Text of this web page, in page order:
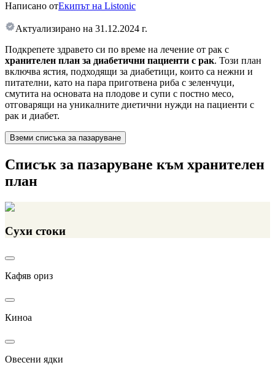
Написано отЕкипът на Listonic
Актуализирано на 31.12.2024 г.
Подкрепете здравето си по време на лечение от рак с
хранителен план за диабетични пациенти с рак. Този план
включва ястия, подходящи за диабетици, които са нежни и
питателни, като на пара приготвена риба с зеленчуци,
смутита на основата на плодове и супи с постно месо,
отговарящи на уникалните диетични нужди на пациенти с
рак и диабет.
Вземи списъка за пазаруване
Списък за пазаруване към хранителен
план
Сухи стоки
Кафяв ориз
Киноа
Овесени ядки